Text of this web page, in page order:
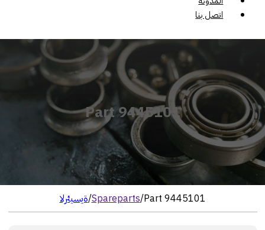
اتصل بنا
Part 9445101
الرئيسية/Spareparts/Part 9445101